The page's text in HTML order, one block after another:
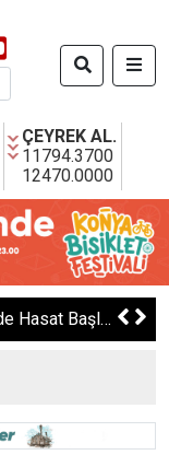
ÇEYREK AL.
11794.3700
12470.0000
Türkiye’nin En Büyük Lavanta Bahçesi’nde Hasat Başladı